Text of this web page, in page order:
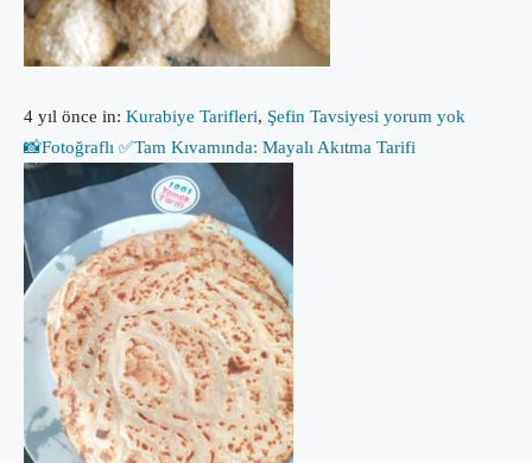
4 yıl önce in: Kurabiye Tarifleri, Şefin Tavsiyesi yorum yok
📸Fotoğraflı ✅Tam Kıvamında: Mayalı Akıtma Tarifi